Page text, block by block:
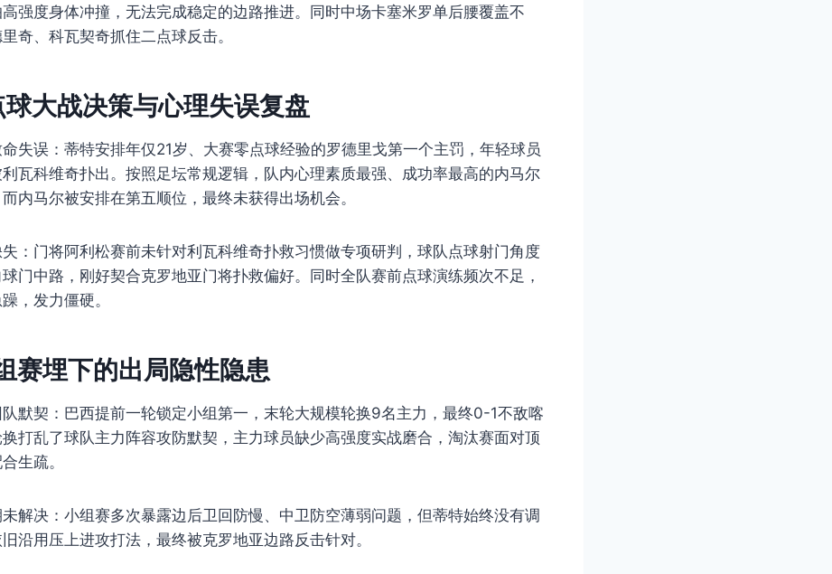
强度身体冲撞，无法完成稳定的边路推进。同时中场卡塞米罗单后腰覆盖不
奇、科瓦契奇抓住二点球反击。
球大战决策与心理失误复盘
失误：蒂特安排年仅21岁、大赛零点球经验的罗德里戈第一个主罚，年轻球员
瓦科维奇扑出。按照足坛常规逻辑，队内心理素质最强、成功率最高的内马尔
内马尔被安排在第五顺位，最终未获得出场机会。
：门将阿利松赛前未针对利瓦科维奇扑救习惯做专项研判，球队点球射门角度
门中路，刚好契合克罗地亚门将扑救偏好。同时全队赛前点球演练频次不足，
，发力僵硬。
赛埋下的出局隐性隐患
默契：巴西提前一轮锁定小组第一，末轮大规模轮换9名主力，最终0-1不敌喀
打乱了球队主力阵容攻防默契，主力球员缺少高强度实战磨合，淘汰赛面对顶
生疏。
解决：小组赛多次暴露边后卫回防慢、中卫防空薄弱问题，但蒂特始终没有调
沿用压上进攻打法，最终被克罗地亚边路反击针对。